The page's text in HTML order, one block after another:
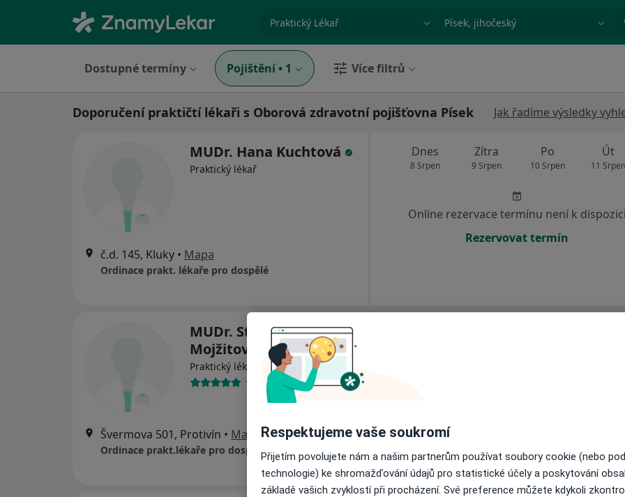
specializace, nemoc nebo příjmení Město nebo region
Dostupné termíny Pojištění • 1 Více filtrů
Doporučení praktičtí lékaři s Oborová zdravotní pojišťovna Písek Jak řadíme výsledky
MUDr. Hana Kuchtová
Praktický lékař
č.d. 145, Kluky • Mapa
Ordinace prakt. lékaře pro dospělé
Dnes
8 Srpen
Zítra
9 Srpen
Po
10 Srpen
Út
11 Srpen
Online rezervace termínu není k dispozici
Rezervovat termín
MUDr. Stanislava
Mojžitová
Praktický lékař
13 názorů
Švermova 501, Protivín • Mapa
Ordinace prakt.lékaře pro dospělé
Respektujeme vaše soukromí
Přijetím povolujete nám a našim partnerům používat soubory cookie (nebo
technologie) ke shromažďování údajů pro statistické účely a poskytování
základě vašich zvyklostí při procházení. Své preference můžete kdykoli